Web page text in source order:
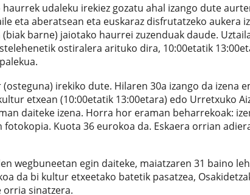
udaleku irekiez gozatu ahal izango dute
eta aberatsean eta euskaraz disfrutatzeko aukera
barne) jaiotako haurrei zuzenduak daude.
ostiralera arituko dira, 10:00etatik
irekiko dute. Hilaren 30a izango da izena
etxean (10:00etatik 13:00etara) edo Urretxuko
daiteke izena. Horra hor eraman beharrekoak:
fotokopia. Kuota 36 eurokoa da. Eskaera orrian
wegbuneetan egin daiteke, maiatzaren 31 baino
da bi kultur etxeetako batetik pasatzea,
orria sinatzera.